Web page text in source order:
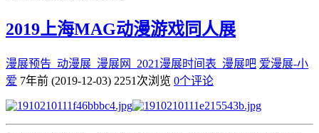
2019上海MAG动漫游戏同人展
漫展预告_动漫展_漫展网_2021漫展时间表_漫展吧 爱漫展-小
爱 7年前 (2019-12-03) 2251次浏览 0个评论